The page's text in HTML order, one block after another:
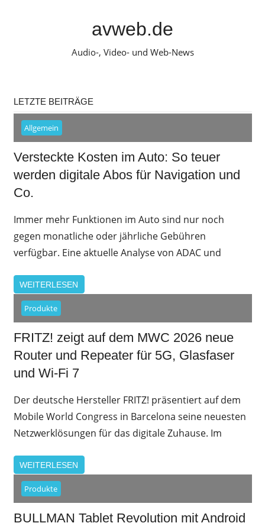
avweb.de
Audio-, Video- und Web-News
LETZTE BEITRÄGE
Allgemein
Versteckte Kosten im Auto: So teuer
werden digitale Abos für Navigation und
Co.
Immer mehr Funktionen im Auto sind nur noch
gegen monatliche oder jährliche Gebühren
verfügbar. Eine aktuelle Analyse von ADAC und
WEITERLESEN
Produkte
FRITZ! zeigt auf dem MWC 2026 neue
Router und Repeater für 5G, Glasfaser
und Wi-Fi 7
Der deutsche Hersteller FRITZ! präsentiert auf dem
Mobile World Congress in Barcelona seine neuesten
Netzwerklösungen für das digitale Zuhause. Im
WEITERLESEN
Produkte
BULLMAN Tablet Revolution mit Android